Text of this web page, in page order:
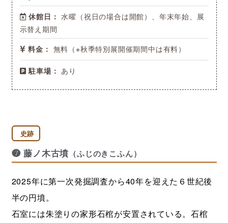
休館日： 水曜（祝日の場合は開館）、年末年始、展
示替え期間
料金： 無料（※秋季特別展開催期間中は有料）
駐車場： あり
史跡
❼ 藤ノ木古墳 （ふじのきこふん）
2025年に第一次発掘調査から40年を迎えた６世紀後
半の円墳。
石室には朱塗りの家形石棺が安置されている。石棺